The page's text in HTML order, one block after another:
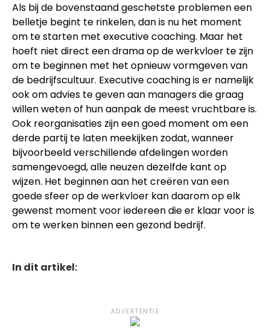
Als bij de bovenstaand geschetste problemen een
belletje begint te rinkelen, dan is nu het moment
om te starten met executive coaching. Maar het
hoeft niet direct een drama op de werkvloer te zijn
om te beginnen met het opnieuw vormgeven van
de bedrijfscultuur. Executive coaching is er namelijk
ook om advies te geven aan managers die graag
willen weten of hun aanpak de meest vruchtbare is.
Ook reorganisaties zijn een goed moment om een
derde partij te laten meekijken zodat, wanneer
bijvoorbeeld verschillende afdelingen worden
samengevoegd, alle neuzen dezelfde kant op
wijzen. Het beginnen aan het creëren van een
goede sfeer op de werkvloer kan daarom op elk
gewenst moment voor iedereen die er klaar voor is
om te werken binnen een gezond bedrijf.
In dit artikel:
ADVERTENTIE